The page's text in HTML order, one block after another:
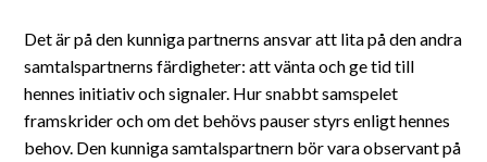
Det är på den kunniga partnerns ansvar att lita på den andra
samtalspartnerns färdigheter: att vänta och ge tid till
hennes initiativ och signaler. Hur snabbt samspelet
framskrider och om det behövs pauser styrs enligt hennes
behov. Den kunniga samtalspartnern bör vara observant på